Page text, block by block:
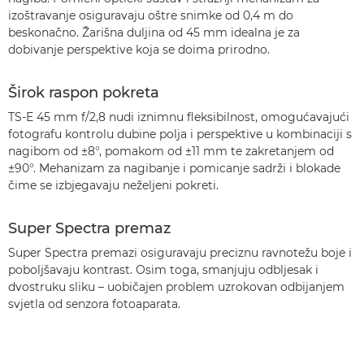
izoštravanje osiguravaju oštre snimke od 0,4 m do
beskonačno. Žarišna duljina od 45 mm idealna je za
dobivanje perspektive koja se doima prirodno.
Širok raspon pokreta
TS-E 45 mm f/2,8 nudi iznimnu fleksibilnost, omogućavajući
fotografu kontrolu dubine polja i perspektive u kombinaciji s
nagibom od ±8°, pomakom od ±11 mm te zakretanjem od
±90°. Mehanizam za nagibanje i pomicanje sadrži i blokade
čime se izbjegavaju neželjeni pokreti.
Super Spectra premaz
Super Spectra premazi osiguravaju preciznu ravnotežu boje i
poboljšavaju kontrast. Osim toga, smanjuju odbljesak i
dvostruku sliku – uobičajen problem uzrokovan odbijanjem
svjetla od senzora fotoaparata.